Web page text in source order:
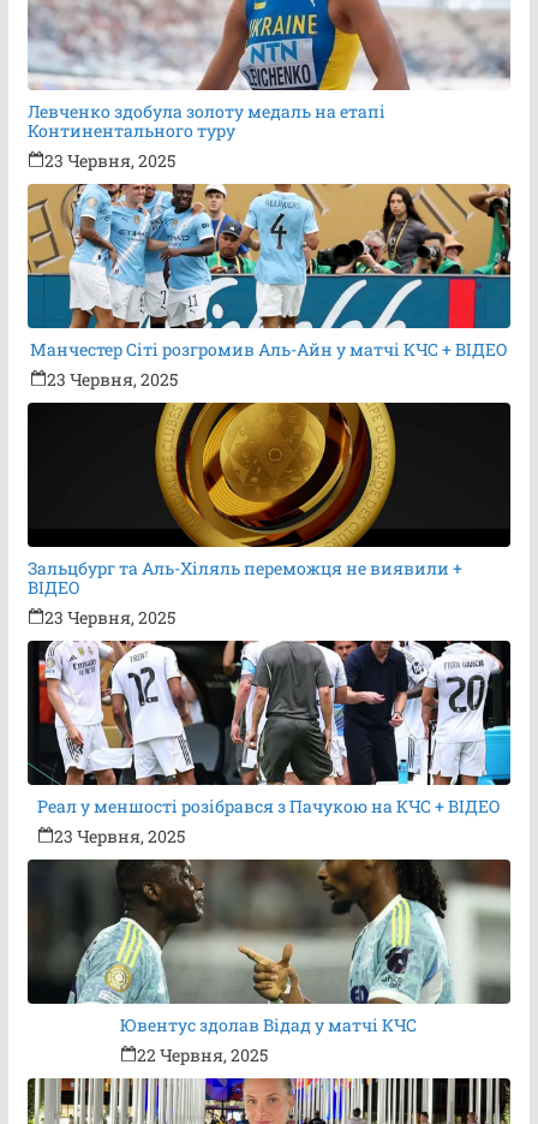
Левченко здобула золоту медаль на етапі
Континентального туру
23 Червня, 2025
Манчестер Сіті розгромив Аль-Айн у матчі КЧС + ВІДЕО
23 Червня, 2025
Зальцбург та Аль-Хіляль переможця не виявили +
ВІДЕО
23 Червня, 2025
Реал у меншості розібрався з Пачукою на КЧС + ВІДЕО
23 Червня, 2025
Ювентус здолав Відад у матчі КЧС
22 Червня, 2025